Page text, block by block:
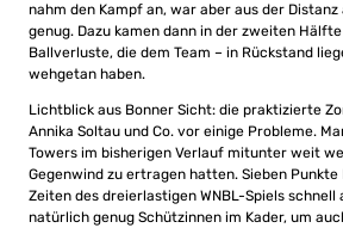
nahm den Kampf an, war aber aus der
genug. Dazu kamen dann in der zweiten
Ballverluste, die dem Team – in Rückstand
wehgetan haben.
Lichtblick aus Bonner Sicht: die praktizierte
Annika Soltau und Co. vor einige Probleme.
Towers im bisherigen Verlauf mitunter weit
Gegenwind zu ertragen hatten. Sieben Punkte
Zeiten des dreierlastigen WNBL-Spiels schnell
natürlich genug Schützinnen im Kader, um